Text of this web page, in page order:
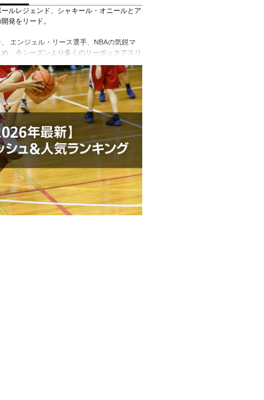
ルレジェンド、シャキール・オニールとア
発をリード。
エンジェル・リース選手、NBAの気鋭マ
、今シーズンより多くのリーボックアスリ
トッププレイヤーモデル。
ョン)